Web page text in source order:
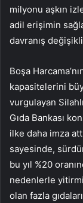
milyonu aşkın
adil erişimin
davranış
Boşa
kapasitelerini
vurgulayan
Gıda Bankası
ilke daha imza
sayesinde,
bu yıl %20
nedenlerle
olan fazla